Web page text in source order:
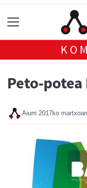
Peto-
Aiurri 2017ko